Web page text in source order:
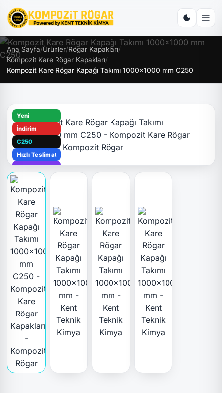
Ana Sayfa/Ürünler/Rögar Kapakları/
Kompozit Kare Rögar Kapakları/
Kompozit Kare Rögar Kapağı Takımı 1000x1000 mm C250
Yeni
İndirim
C250
Hızlı Teslimat
Kilitli